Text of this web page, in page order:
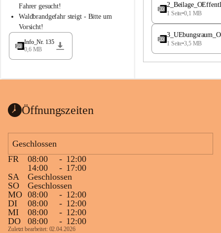
a
d
l
a
Fahrer gesucht!
Waldbrandgefahr steigt - Bitte um
Vorsicht!
Info_Nr. 135
0,6 MB
e
a
1 Seite•0,1 MB
1 Seite•3,5 MB
Öffnungszeiten
Geschlossen
FR
08:00 - 12:00
14:00
- 17:00
SA
Geschlossen
SO
Geschlossen
MO 08:00 - 12:00
DI
08:00 - 12:00
MI
08:00 - 12:00
DO
08:00 - 12:00
Zuletzt bearbeitet: 02.04.2026